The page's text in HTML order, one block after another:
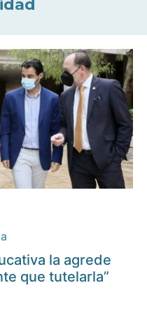
la agrede
que tutelarla”